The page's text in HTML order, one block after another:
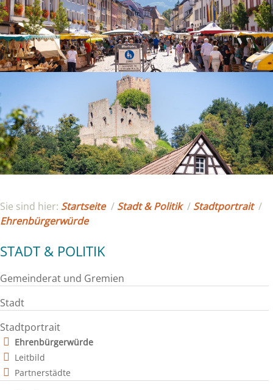
Sie sind hier: Startseite / Stadt & Politik / Stadtportrait /
Ehrenbürgerwürde
STADT & POLITIK
Gemeinderat und Gremien
Stadt
Stadtportrait
Ehrenbürgerwürde
Leitbild
Partnerstädte